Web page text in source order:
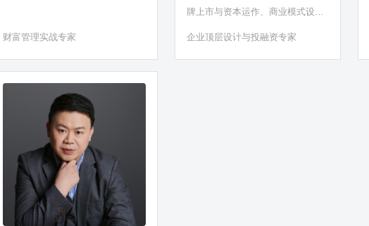
财富管理实战专家
牌上市与资本运作、商业模式设
计、股权设计、商业计划书
企业顶层设计与投融资专家